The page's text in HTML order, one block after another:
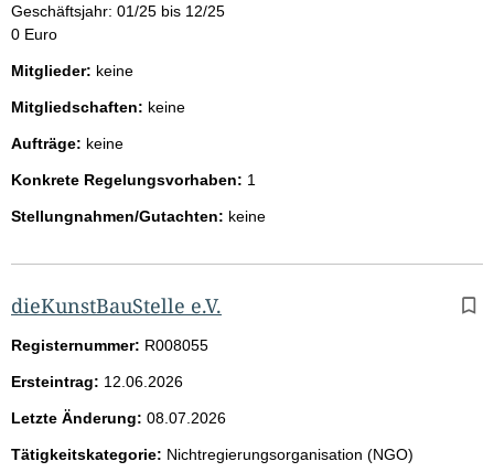
Geschäftsjahr: 01/25 bis 12/25
0 Euro
Mitglieder: keine
Mitgliedschaften: keine
Aufträge: keine
Konkrete Regelungsvorhaben: 1
Stellungnahmen/Gutachten: keine
dieKunstBauStelle e.V.
Registernummer: R008055
Ersteintrag: 12.06.2026
Letzte Änderung: 08.07.2026
Tätigkeitskategorie: Nichtregierungsorganisation (NGO)